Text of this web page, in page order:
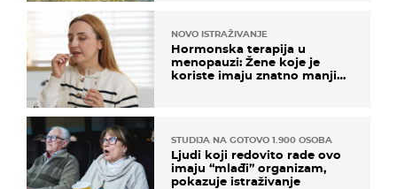
NOVO ISTRAŽIVANJE
Hormonska terapija u
menopauzi: Žene koje je
koriste imaju znatno manji
STUDIJA NA GOTOVO 1.900 OSOBA
Ljudi koji redovito rade ovo
imaju “mlađi” organizam,
pokazuje istraživanje